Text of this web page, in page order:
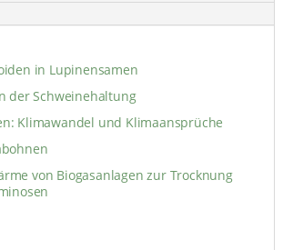
in Lupinensamen
der Schweinehaltung
Klimawandel und Klimaansprüche
von Biogasanlagen zur Trocknung